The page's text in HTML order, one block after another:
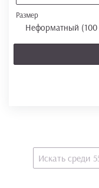
Размер
Неформатный (100